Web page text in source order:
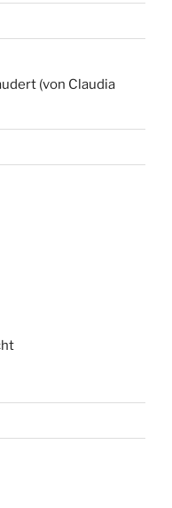
(von Claudia